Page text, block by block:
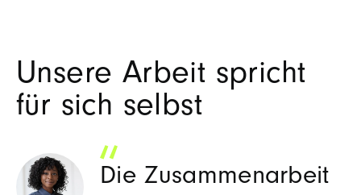
Unsere Arbeit spricht
für sich selbst
Die Zusammenarbeit